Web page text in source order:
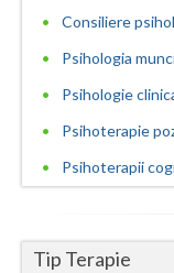
Consiliere
Psihologia
Psihologie
Psihoterapie
Psihoterapii
Tip Terapie